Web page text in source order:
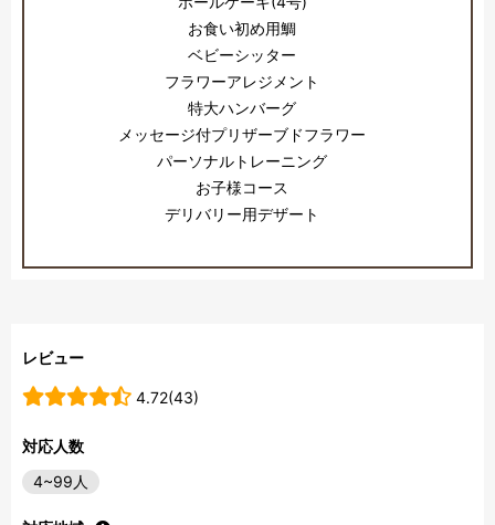
お食い初め用鯛
ベビーシッター
フラワーアレジメント
特大ハンバーグ
メッセージ付プリザーブドフラワー
パーソナルトレーニング
お子様コース
デリバリー用デザート
レビュー
4.72(43)
対応人数
4~99人